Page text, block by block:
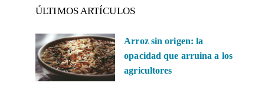
ÚLTIMOS ARTÍCULOS
Arroz sin origen: la
opacidad que arruina a los
agricultores